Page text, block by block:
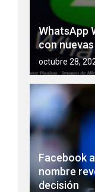
WhatsApp
con
octubre 28,
Facebook
nombre
decisión